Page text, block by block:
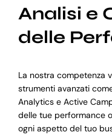
Analisi e
delle
La nostra competenza
strumenti avanzati
Analytics e Active
delle tue performance
ogni aspetto del tuo